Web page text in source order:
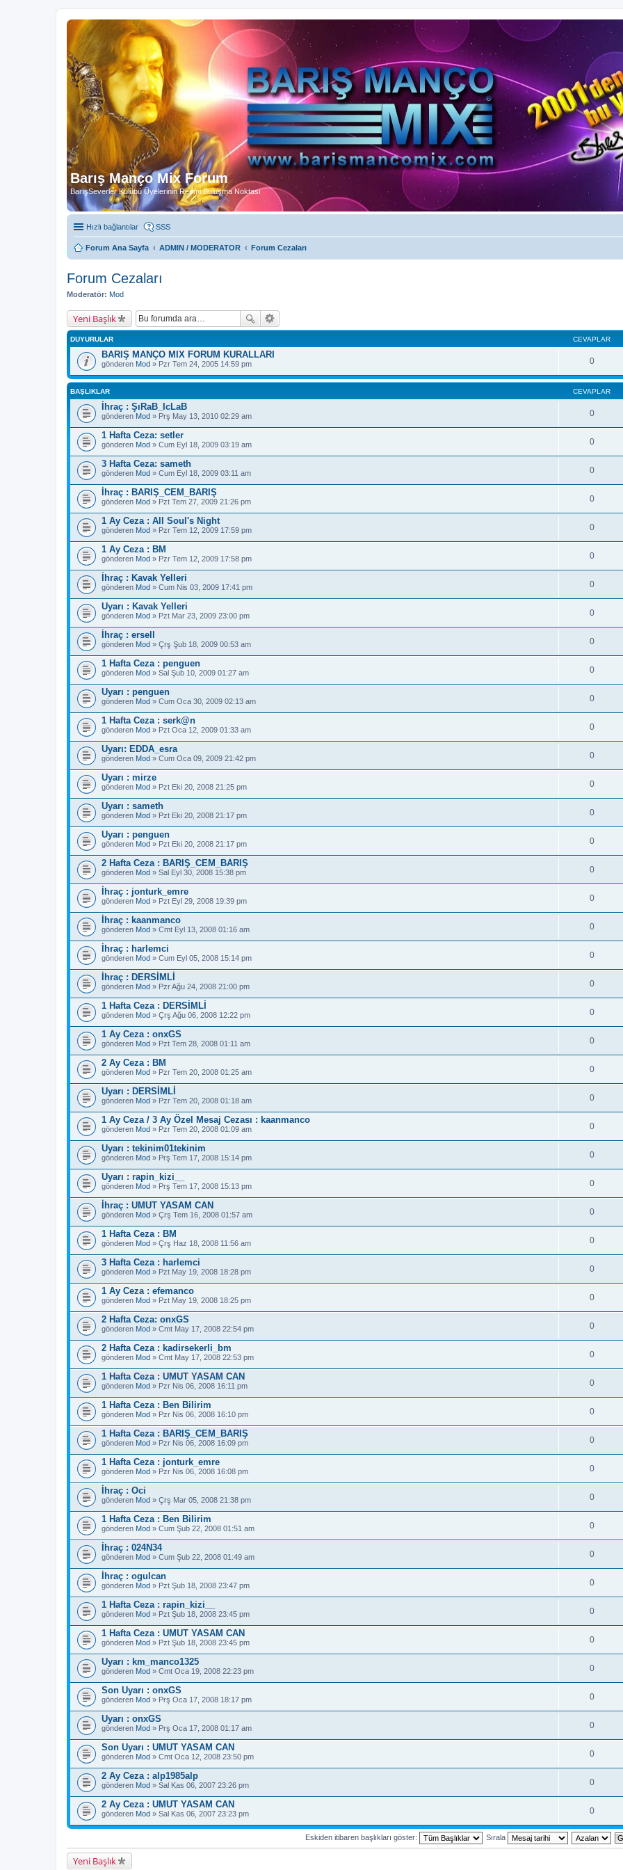
Barış Manço Mix Forum
BarışSeverler Kulübü Üyelerinin Resmi Buluşma Noktası
Hızlı bağlantılar SSS
Forum Ana Sayfa ADMIN / MODERATOR Forum Cezaları
Forum Cezaları
Moderatör: Mod
Yeni Başlık
DUYURULAR CEVAPLAR
BARIŞ MANÇO MIX FORUM KURALLARI
gönderen Mod » Pzr Tem 24, 2005 14:59 pm 0
BAŞLIKLAR CEVAPLAR
İhraç : ŞıRaB_IcLaB
gönderen Mod » Prş May 13, 2010 02:29 am 0
1 Hafta Ceza: setler
gönderen Mod » Cum Eyl 18, 2009 03:19 am 0
3 Hafta Ceza: sameth
gönderen Mod » Cum Eyl 18, 2009 03:11 am 0
İhraç : BARIŞ_CEM_BARIŞ
gönderen Mod » Pzt Tem 27, 2009 21:26 pm 0
1 Ay Ceza : All Soul's Night
gönderen Mod » Pzr Tem 12, 2009 17:59 pm 0
1 Ay Ceza : BM
gönderen Mod » Pzr Tem 12, 2009 17:58 pm 0
İhraç : Kavak Yelleri
gönderen Mod » Cum Nis 03, 2009 17:41 pm 0
Uyarı : Kavak Yelleri
gönderen Mod » Pzt Mar 23, 2009 23:00 pm 0
İhraç : ersell
gönderen Mod » Çrş Şub 18, 2009 00:53 am 0
1 Hafta Ceza : penguen
gönderen Mod » Sal Şub 10, 2009 01:27 am 0
Uyarı : penguen
gönderen Mod » Cum Oca 30, 2009 02:13 am 0
1 Hafta Ceza : serk@n
gönderen Mod » Pzt Oca 12, 2009 01:33 am 0
Uyarı: EDDA_esra
gönderen Mod » Cum Oca 09, 2009 21:42 pm 0
Uyarı : mirze
gönderen Mod » Pzt Eki 20, 2008 21:25 pm 0
Uyarı : sameth
gönderen Mod » Pzt Eki 20, 2008 21:17 pm 0
Uyarı : penguen
gönderen Mod » Pzt Eki 20, 2008 21:17 pm 0
2 Hafta Ceza : BARIŞ_CEM_BARIŞ
gönderen Mod » Sal Eyl 30, 2008 15:38 pm 0
İhraç : jonturk_emre
gönderen Mod » Pzt Eyl 29, 2008 19:39 pm 0
İhraç : kaanmanco
gönderen Mod » Cmt Eyl 13, 2008 01:16 am 0
İhraç : harlemci
gönderen Mod » Cum Eyl 05, 2008 15:14 pm 0
İhraç : DERSİMLİ
gönderen Mod » Pzr Ağu 24, 2008 21:00 pm 0
1 Hafta Ceza : DERSİMLİ
gönderen Mod » Çrş Ağu 06, 2008 12:22 pm 0
1 Ay Ceza : onxGS
gönderen Mod » Pzt Tem 28, 2008 01:11 am 0
2 Ay Ceza : BM
gönderen Mod » Pzr Tem 20, 2008 01:25 am 0
Uyarı : DERSİMLİ
gönderen Mod » Pzr Tem 20, 2008 01:18 am 0
1 Ay Ceza / 3 Ay Özel Mesaj Cezası : kaanmanco
gönderen Mod » Pzr Tem 20, 2008 01:09 am 0
Uyarı : tekinim01tekinim
gönderen Mod » Prş Tem 17, 2008 15:14 pm 0
Uyarı : rapin_kizi__
gönderen Mod » Prş Tem 17, 2008 15:13 pm 0
İhraç : UMUT YASAM CAN
gönderen Mod » Çrş Tem 16, 2008 01:57 am 0
1 Hafta Ceza : BM
gönderen Mod » Çrş Haz 18, 2008 11:56 am 0
3 Hafta Ceza : harlemci
gönderen Mod » Pzt May 19, 2008 18:28 pm 0
1 Ay Ceza : efemanco
gönderen Mod » Pzt May 19, 2008 18:25 pm 0
2 Hafta Ceza: onxGS
gönderen Mod » Cmt May 17, 2008 22:54 pm 0
2 Hafta Ceza : kadirsekerli_bm
gönderen Mod » Cmt May 17, 2008 22:53 pm 0
1 Hafta Ceza : UMUT YASAM CAN
gönderen Mod » Pzr Nis 06, 2008 16:11 pm 0
1 Hafta Ceza : Ben Bilirim
gönderen Mod » Pzr Nis 06, 2008 16:10 pm 0
1 Hafta Ceza : BARIŞ_CEM_BARIŞ
gönderen Mod » Pzr Nis 06, 2008 16:09 pm 0
1 Hafta Ceza : jonturk_emre
gönderen Mod » Pzr Nis 06, 2008 16:08 pm 0
İhraç : Oci
gönderen Mod » Çrş Mar 05, 2008 21:38 pm 0
1 Hafta Ceza : Ben Bilirim
gönderen Mod » Cum Şub 22, 2008 01:51 am 0
İhraç : 024N34
gönderen Mod » Cum Şub 22, 2008 01:49 am 0
İhraç : ogulcan
gönderen Mod » Pzt Şub 18, 2008 23:47 pm 0
1 Hafta Ceza : rapin_kizi__
gönderen Mod » Pzt Şub 18, 2008 23:45 pm 0
1 Hafta Ceza : UMUT YASAM CAN
gönderen Mod » Pzt Şub 18, 2008 23:45 pm 0
Uyarı : km_manco1325
gönderen Mod » Cmt Oca 19, 2008 22:23 pm 0
Son Uyarı : onxGS
gönderen Mod » Prş Oca 17, 2008 18:17 pm 0
Uyarı : onxGS
gönderen Mod » Prş Oca 17, 2008 01:17 am 0
Son Uyarı : UMUT YASAM CAN
gönderen Mod » Cmt Oca 12, 2008 23:50 pm 0
2 Ay Ceza : alp1985alp
gönderen Mod » Sal Kas 06, 2007 23:26 pm 0
2 Ay Ceza : UMUT YASAM CAN
gönderen Mod » Sal Kas 06, 2007 23:23 pm 0
Eskiden itibaren başlıkları göster: Sırala
Yeni Başlık